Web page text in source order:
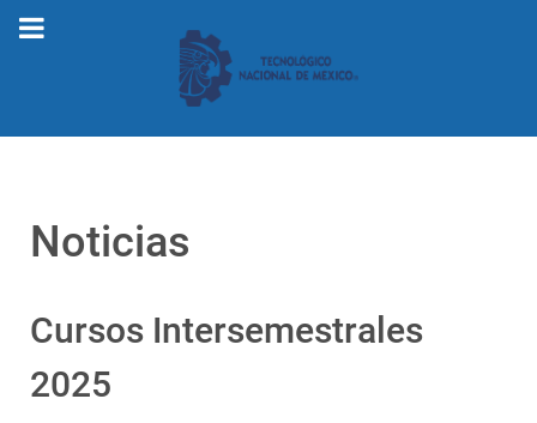
Noticias
Cursos Intersemestrales
2025